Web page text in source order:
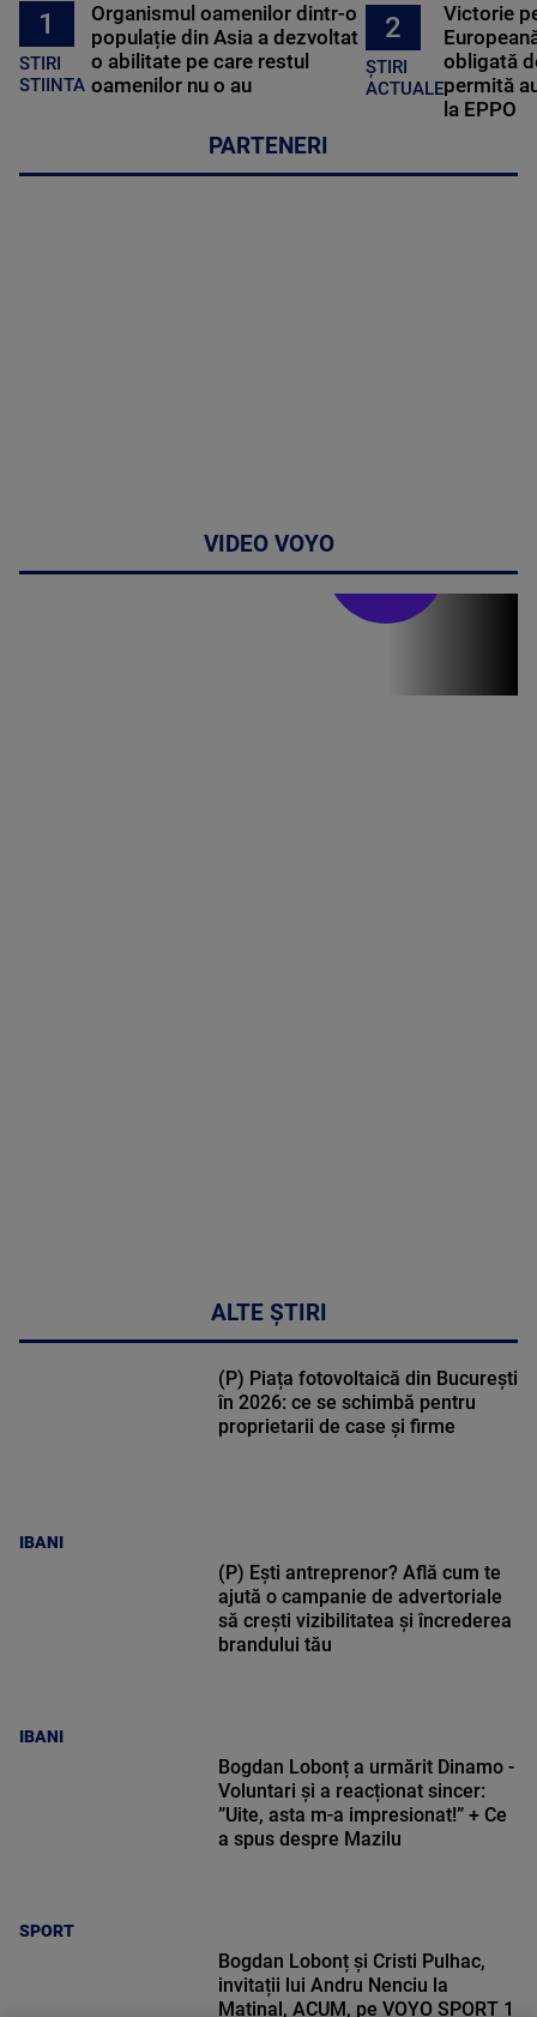
1
STIRI
STIINTA
Organismul oamenilor dintr-o
populație din Asia a dezvoltat
o abilitate pe care restul
oamenilor nu o au
2
ȘTIRI
ACTUALE
Victorie
obligată
permită
la EPPO
PARTENERI
VIDEO VOYO
ALTE ȘTIRI
IBANI
(P) Piața fotovoltaică din București
în 2026: ce se schimbă pentru
proprietarii de case și firme
IBANI
(P) Ești antreprenor? Află cum te
ajută o campanie de advertoriale
să crești vizibilitatea și încrederea
brandului tău
SPORT
Bogdan Lobonț a urmărit Dinamo -
Voluntari și a reacționat sincer:
”Uite, asta m-a impresionat!” + Ce
a spus despre Mazilu
Bogdan Lobonț și Cristi Pulhac,
invitații lui Andru Nenciu la
Matinal, ACUM, pe VOYO SPORT 1